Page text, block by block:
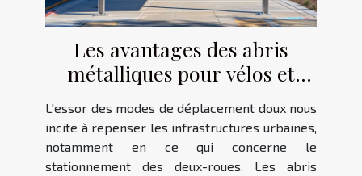
Les avantages des abris
métalliques pour vélos et
motos
L'essor des modes de déplacement doux nous
incite à repenser les infrastructures urbaines,
notamment en ce qui concerne le
stationnement des deux-roues. Les abris